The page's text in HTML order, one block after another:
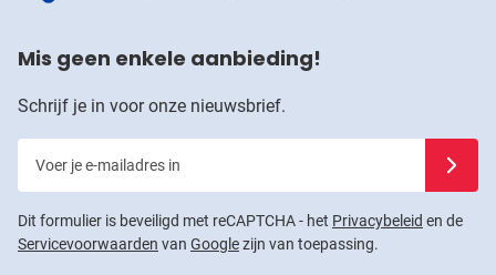
Mis geen enkele aanbieding!
Schrijf je in voor onze nieuwsbrief.
Dit formulier is beveiligd met reCAPTCHA - het Privacybeleid en de
Servicevoorwaarden van Googlezijn van toepassing.